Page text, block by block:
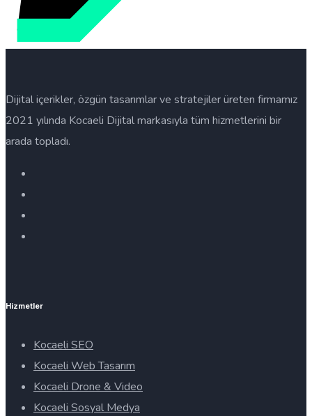
Dijital içerikler, özgün tasarımlar ve stratejiler üreten firmamız
2021 yılında Kocaeli Dijital markasıyla tüm hizmetlerini bir
arada topladı.
Hizmetler
Kocaeli SEO
Kocaeli Web Tasarım
Kocaeli Drone & Video
Kocaeli Sosyal Medya